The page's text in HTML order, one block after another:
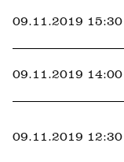
09.11.2019 15:30
09.11.2019 14:00
09.11.2019 12:30